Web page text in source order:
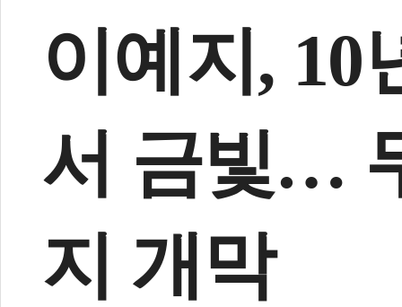
이예지, 10
서 금빛…
지 개막